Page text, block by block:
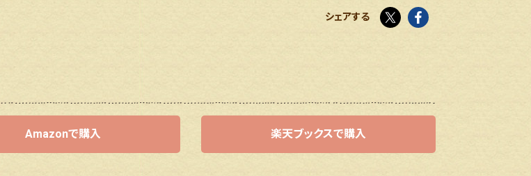
シェアする twitterfacebook
Amazonで購入 楽天ブックスで購入